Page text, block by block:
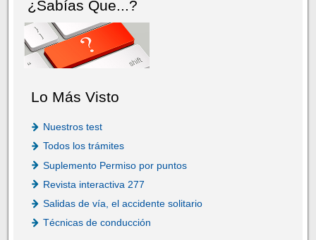
¿Sabías Que...?
Lo Más Visto
Nuestros test
Todos los trámites
Suplemento Permiso por puntos
Revista interactiva 277
Salidas de vía, el accidente solitario
Técnicas de conducción